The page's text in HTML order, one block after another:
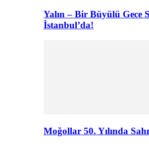
Yalın – Bir Büyülü Gece
İstanbul’da!
Moğollar 50. Yılında